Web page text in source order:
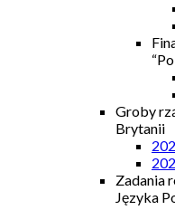
Groby
Brytanii
Zadania
Języka